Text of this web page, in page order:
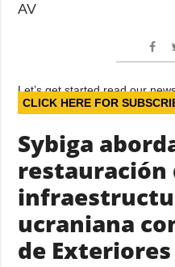
AV
Let’s get started read our
CLICK HERE FOR
Sybiga
restauración
ucraniana
de